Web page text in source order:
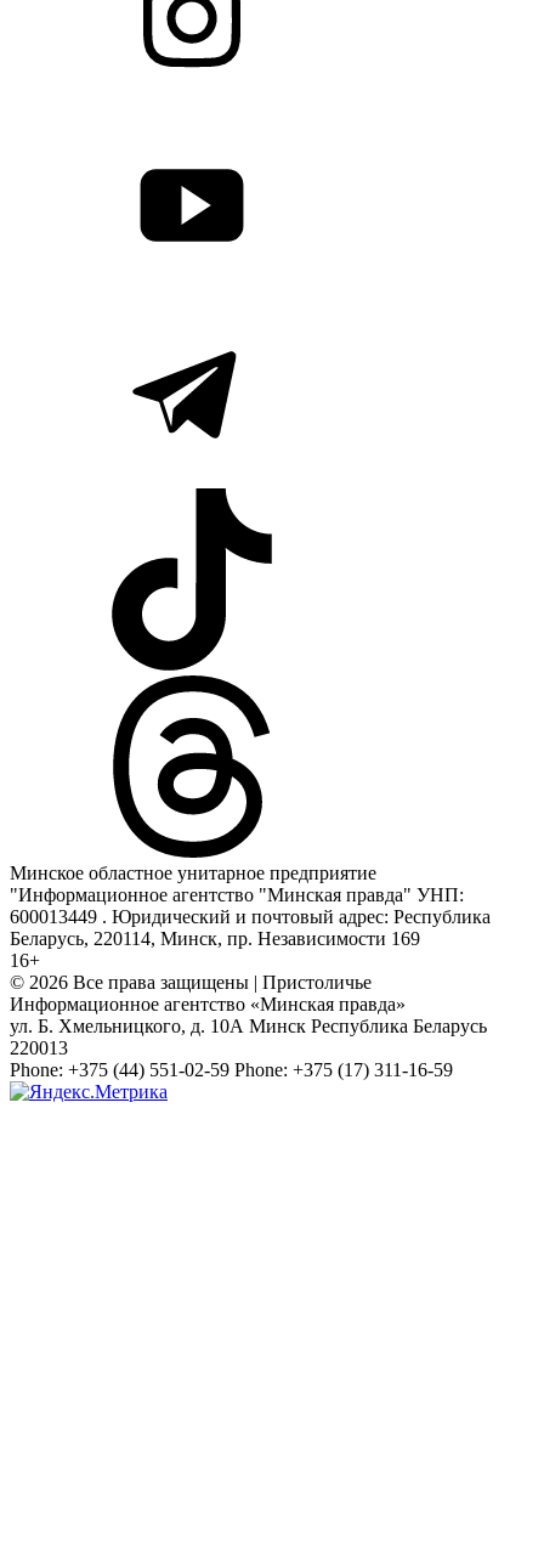
Минское областное унитарное предприятие
"Информационное агентство "Минская правда" УНП:
600013449 . Юридический и почтовый адрес: Республика
Беларусь, 220114, Минск, пр. Независимости 169
16+
© 2026 Все права защищены | Пристоличье
Информационное агентство «Минская правда»
ул. Б. Хмельницкого, д. 10А Минск Республика Беларусь
220013
Phone: +375 (44) 551-02-59 Phone: +375 (17) 311-16-59